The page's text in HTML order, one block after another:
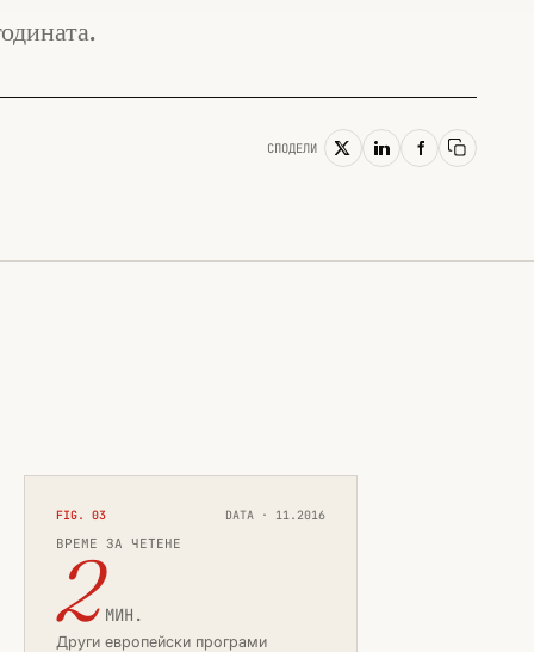
СПОДЕЛИ
FIG. 03 DATA · 11.2016
ВРЕМЕ ЗА ЧЕТЕНЕ
2МИН.
Други европейски програми